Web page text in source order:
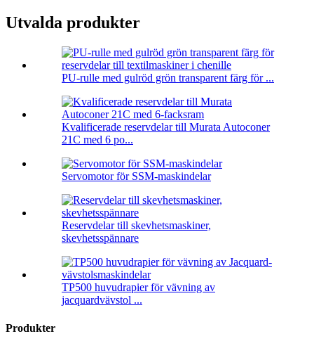
Utvalda produkter
PU-rulle med gulröd grön transparent färg för ...
Kvalificerade reservdelar till Murata Autoconer
21C med 6 po...
Servomotor för SSM-maskindelar
Reservdelar till skevhetsmaskiner,
skevhetsspännare
TP500 huvudrapier för vävning av
jacquardvävstol ...
Produkter